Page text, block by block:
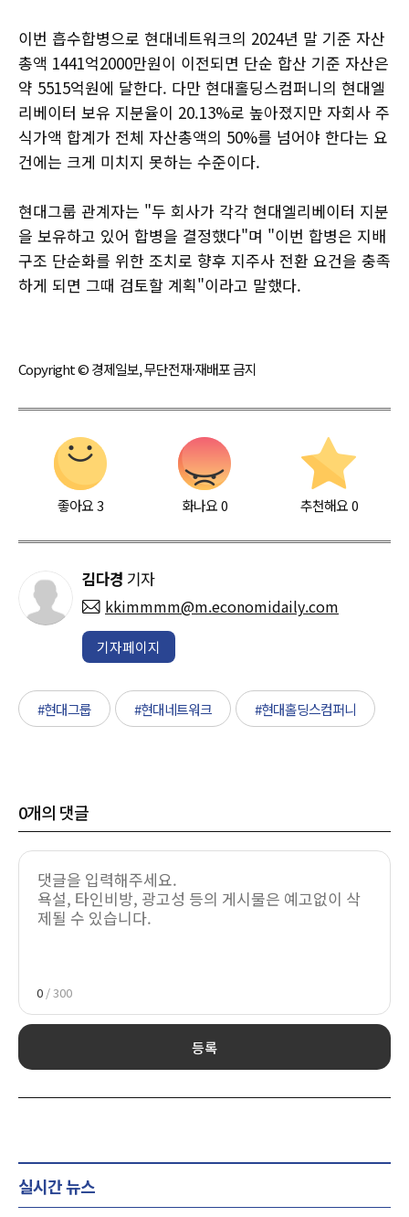
이번 흡수합병으로 현대네트워크의 2024년 말 기준 자산
총액 1441억2000만원이 이전되면 단순 합산 기준 자산은
약 5515억원에 달한다. 다만 현대홀딩스컴퍼니의 현대엘
리베이터 보유 지분율이 20.13%로 높아졌지만 자회사 주
식가액 합계가 전체 자산총액의 50%를 넘어야 한다는 요
건에는 크게 미치지 못하는 수준이다.
현대그룹 관계자는 "두 회사가 각각 현대엘리베이터 지분
을 보유하고 있어 합병을 결정했다"며 "이번 합병은 지배
구조 단순화를 위한 조치로 향후 지주사 전환 요건을 충족
하게 되면 그때 검토할 계획"이라고 말했다.
Copyright © 경제일보, 무단전재·재배포 금지
좋아요3 화나요0 추천해요 0
김다경 기자
kkimmmm@m.economidaily.com
기자페이지
#현대그룹 #현대네트워크 #현대홀딩스컴퍼니
0개의 댓글
0 / 300
등록
실시간 뉴스